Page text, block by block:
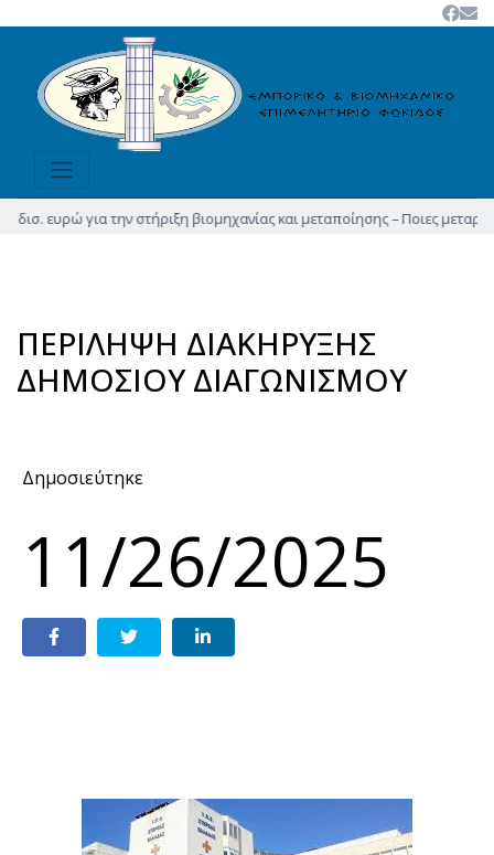
για την στήριξη βιομηχανίας και μεταποίησης – Ποιες
ΠΕΡΙΛΗΨΗ ΔΙΑΚΗΡΥΞΗΣ
ΔΗΜΟΣΙΟΥ ΔΙΑΓΩΝΙΣΜΟΥ
Δημοσιεύτηκε
11/26/2025